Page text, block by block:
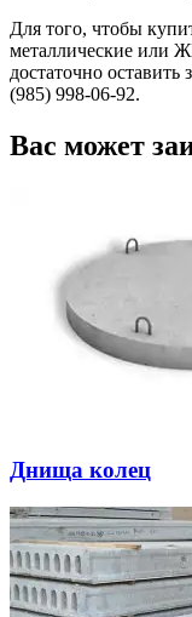
Для того, чтобы
металлические или
достаточно
(985) 998-06-92.
Вас может
Днища колец